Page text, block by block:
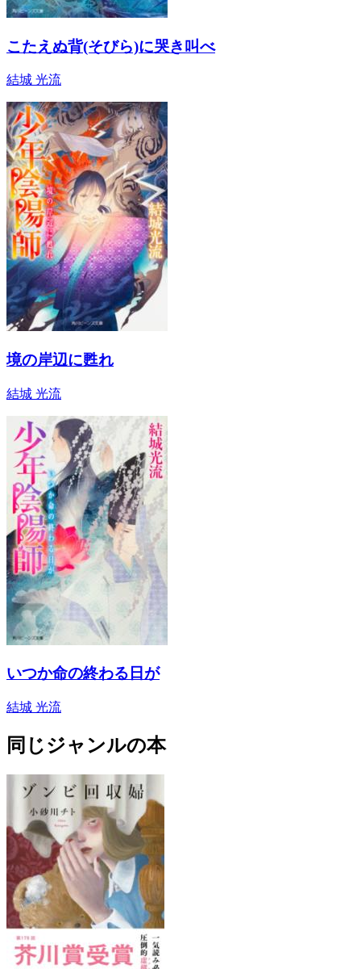
こたえぬ背(そびら)に哭き叫べ
結城 光流
境の岸辺に甦れ
結城 光流
いつか命の終わる日が
結城 光流
同じジャンルの本